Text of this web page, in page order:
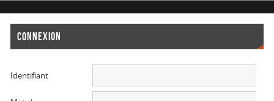
CONNEXION
Identifiant